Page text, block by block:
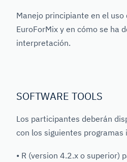
Manejo principiante en el
EuroForMix y en cómo se ha
interpretación.
SOFTWARE TOOLS
Los participantes deberán
con los siguientes programas
• R (version 4.2.x o superior)